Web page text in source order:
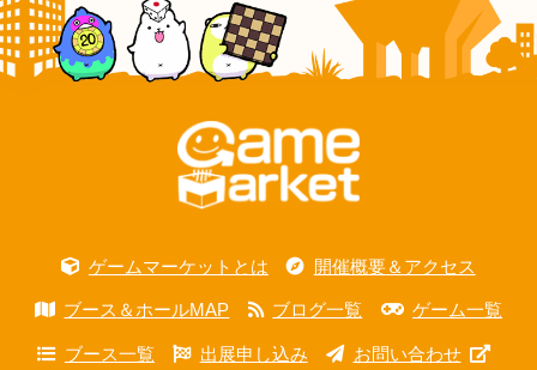
ゲームマーケットとは 開催概要＆アクセス
ブース＆ホールMAP ブログ一覧 ゲーム一覧
ブース一覧 出展申し込み お問い合わせ